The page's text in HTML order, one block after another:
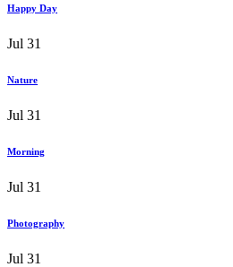
Happy Day
Jul 31
Nature
Jul 31
Morning
Jul 31
Photography
Jul 31